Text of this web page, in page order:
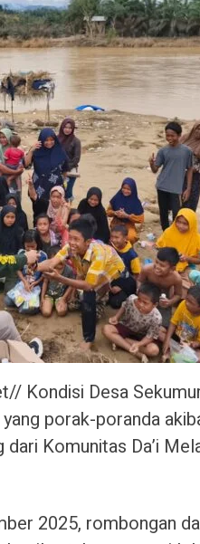
Kondisi Desa
porak-poranda
Komunitas Da’i
2025, rombongan